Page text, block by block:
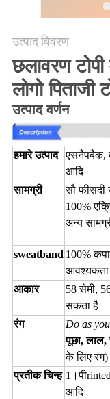
उत्पाद विवरण
छलावरण
लोगो पिताजी
उत्पाद वर्णन
हमारे उत्पाद एसनैपबैक,
आदि
सामग्री
सौ फीसदी
100%
अन्य
sweatband 100%
आवश्यकता
आकार
58 सेमी,
सकता है
रंग
Do as
पूछा,
के लिए रंग)
प्रतीक चिन्ह 1।पी
आदि